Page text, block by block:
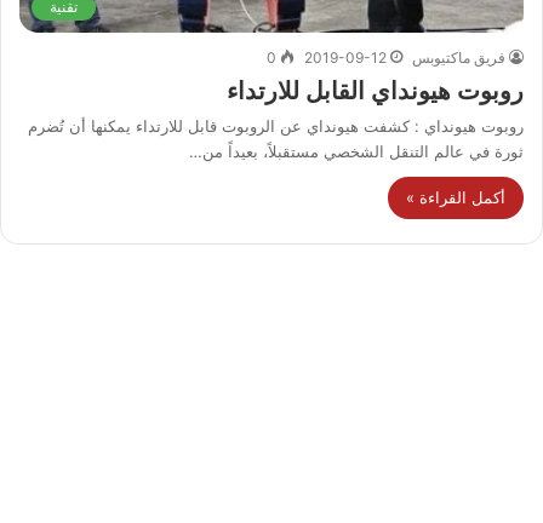
تقنية
فريق ماكتيوبس 2019-09-12
0
روبوت هيونداي القابل للارتداء
روبوت هيونداي : كشفت هيونداي عن الروبوت قابل للارتداء يمكنها أن تُضرم
ثورة في عالم التنقل الشخصي مستقبلاً، بعيداً من…
أكمل القراءة »